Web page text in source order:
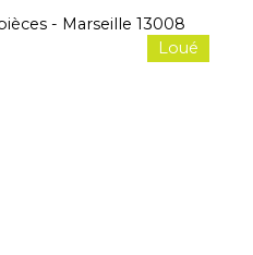
Loué